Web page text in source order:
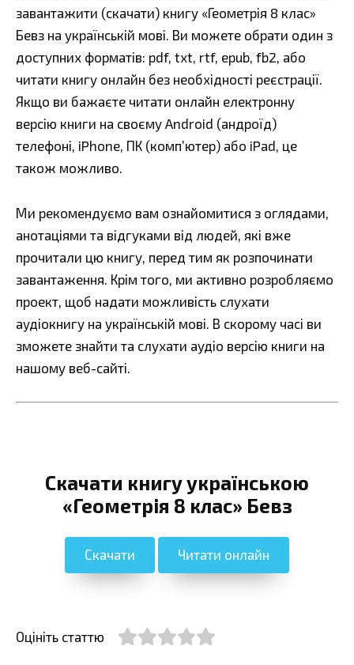
завантажити (скачати) книгу «Геометрія 8 клас»
Бевз на українській мові. Ви можете обрати один з
доступних форматів: pdf, txt, rtf, epub, fb2, або
читати книгу онлайн без необхідності реєстрації.
Якщо ви бажаєте читати онлайн електронну
версію книги на своєму Android (андроїд)
телефоні, iPhone, ПК (комп’ютер) або iPad, це
також можливо.
Ми рекомендуємо вам ознайомитися з оглядами,
анотаціями та відгуками від людей, які вже
прочитали цю книгу, перед тим як розпочинати
завантаження. Крім того, ми активно розробляємо
проект, щоб надати можливість слухати
аудіокнигу на українській мові. В скорому часі ви
зможете знайти та слухати аудіо версію книги на
нашому веб-сайті.
Скачати книгу українською
«Геометрія 8 клас» Бевз
Скачати Читати онлайн
Оцініть статтю